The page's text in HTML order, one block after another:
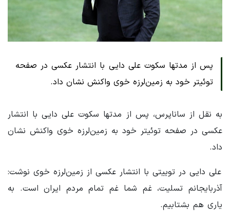
پس از مدتها سکوت علی دایی با انتشار عکسی در صفحه
توئیتر خود به زمین‌لرزه خوی واکنش نشان داد.
به نقل از ساناپرس، پس از مدتها سکوت علی دایی با انتشار
عکسی در صفحه توئیتر خود به زمین‌لرزه خوی واکنش نشان
داد.
علی دایی در توییتی با انتشار عکسی از زمین‌لرزه خوی نوشت:
آذربایجانم تسلیت، غم شما غم تمام مردم ایران است. به
یاری هم بشتابیم.